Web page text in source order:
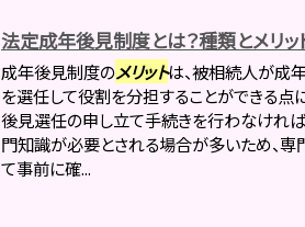
法定成年後見制度とは？種類とメリッ
成年後見制度のメリットは、被相続人が成
を選任して役割を分担することができる点
後見選任の申し立て手続きを行わなけれ
門知識が必要とされる場合が多いため、
て事前に確...